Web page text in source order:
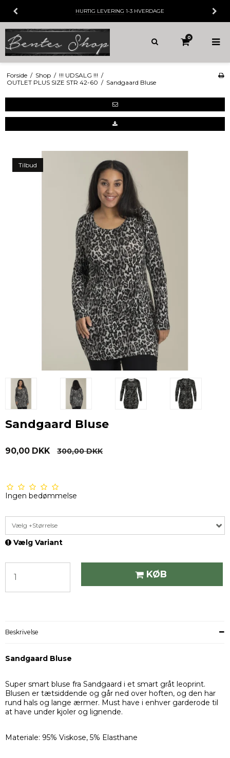
HURTIG LEVERING 1-3 HVERDAGE
0
Forside / Shop / !!! UDSALG !!! /
OUTLET PLUS SIZE STR 42-60 / Sandgaard Bluse
Tilbud
Sandgaard Bluse
90,00 DKK 300,00 DKK
Ingen bedømmelse
Vælg +Størrelse
Vælg Variant
KØB
Beskrivelse
Sandgaard Bluse
Super smart bluse fra Sandgaard i et smart gråt leoprint.
Blusen er tætsiddende og går ned over hoften, og den har
rund hals og lange ærmer. Must have i enhver garderode til
at have under kjoler og lignende.
Materiale: 95% Viskose, 5% Elasthane